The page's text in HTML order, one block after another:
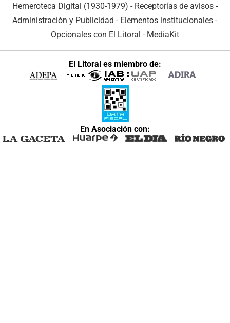
Hemeroteca Digital (1930-1979) - Receptorías de avisos -
Administración y Publicidad - Elementos institucionales -
Opcionales con El Litoral - MediaKit
El Litoral es miembro de:
En Asociación con: